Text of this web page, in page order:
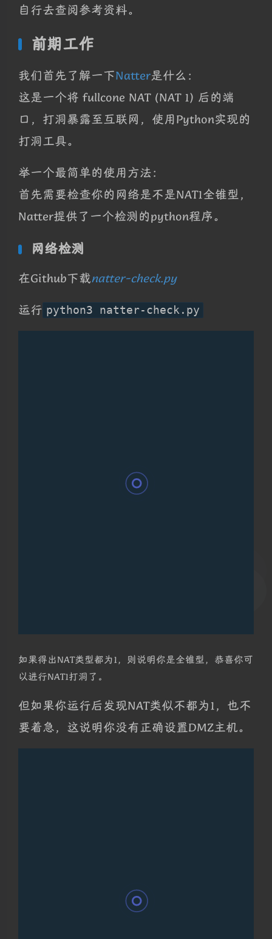
自行去查阅参考资料。
前期工作
我们首先了解一下Natter是什么：
这是一个将 fullcone NAT (NAT 1) 后的端
口，打洞暴露至互联网，使用Python实现的
打洞工具。
举一个最简单的使用方法：
首先需要检查你的网络是不是NAT1全锥型，
Natter提供了一个检测的python程序。
网络检测
在Github下载natter-check.py
运行 python3 natter-check.py
如果得出NAT类型都为1，则说明你是全锥型，恭喜你可
以进行NAT1打洞了。
但如果你运行后发现NAT类似不都为1，也不
要着急，这说明你没有正确设置DMZ主机。